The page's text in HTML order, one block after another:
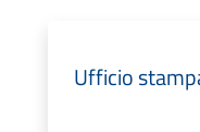
Ufficio